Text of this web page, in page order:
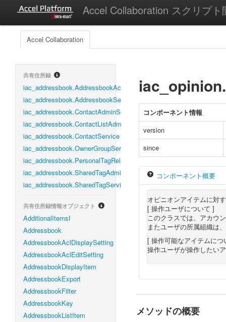
Accel Collaboration スクリプト
Accel Collaboration
共有住所録
iac_addressbook.AddressbookAclManagementService
iac_addressbook.AddressbookService
iac_addressbook.ContactAdminService
iac_addressbook.ContactListAdminService
iac_addressbook.ContactService
iac_addressbook.OwnerGroupService
iac_addressbook.PersonalTagRelationService
iac_addressbook.SharedTagAdminService
iac_addressbook.SharedTagService
共有住所録情報オブジェクト
AdditionalItemsI
Addressbook
AddressbookAclDisplaySetting
AddressbookAclEditSetting
AddressbookDisplayItem
AddressbookExport
AddressbookFilter
AddressbookKey
AddressbookListItem
コンポーネント情報
version
since
コンポーネント概要
オピニオンアイテムに対
[ 操作ユーザについて ]
このクラスでは、アカウ
またユーザの所属組織は
[ 操作可能なアイテムにつ
操作ユーザが操作したい
メソッドの概要